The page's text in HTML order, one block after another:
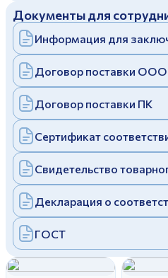
Заполняя и отправляя форму,
cполитикой
Заполняя и отправляя форму,
cполитикой
Дулевский фарфоровый завод ©
Политика конфиденциальности
Документы для
Информация для
Договор поставки ООО
Договор поставки ПК
Сертификат
Свидетельство
Декларация о
ГОСТ